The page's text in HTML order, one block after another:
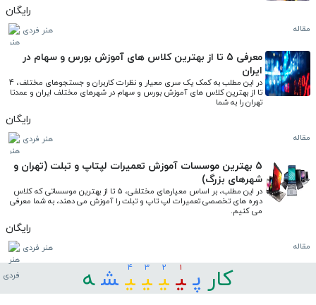
رایگان
مقاله هنر فردی
معرفی 5 تا از بهترین کلاس های آموزش بورس و سهام در
ایران
تهران را به شما
رایگان
مقاله هنر فردی
5 بهترین موسسات آموزش تعمیرات لپتاپ و تبلت (تهران و
شهرهای بزرگ)
می کنیم.
رایگان
مقاله هنر فردی
کار ﭘ 1
ﯿ 2
ﯿ 3
ﯿ 4
ﯿ ﺸ ﻪ